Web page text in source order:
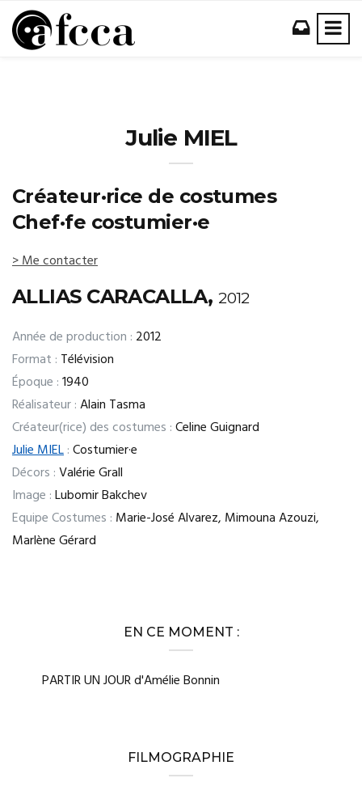
Julie MIEL
Créateur·rice de costumes
Chef·fe costumier·e
> Me contacter
ALLIAS CARACALLA,2012
Année de production : 2012
Format : Télévision
Époque :1940
Réalisateur :Alain Tasma
Créateur(rice) des costumes :Celine Guignard
Julie MIEL:Costumier·e
Décors :Valérie Grall
Image :Lubomir Bakchev
Equipe Costumes : Marie-José Alvarez, Mimouna Azouzi,
Marlène Gérard
EN CE MOMENT :
PARTIR UN JOUR d'Amélie Bonnin
FILMOGRAPHIE